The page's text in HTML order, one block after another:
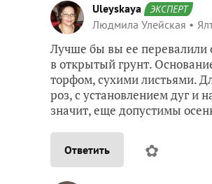
Uleyskaya ЭКСПЕРТ
Людмила Улейская
Лучше бы вы ее перевалили
в открытый грунт.
торфом, сухими листьями.
роз, с установлением дуг и
значит, еще допустимы
Ответить ✿